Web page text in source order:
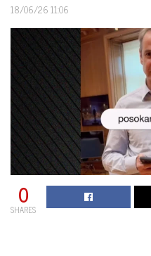
18/06/26 11:06
0
SHARES